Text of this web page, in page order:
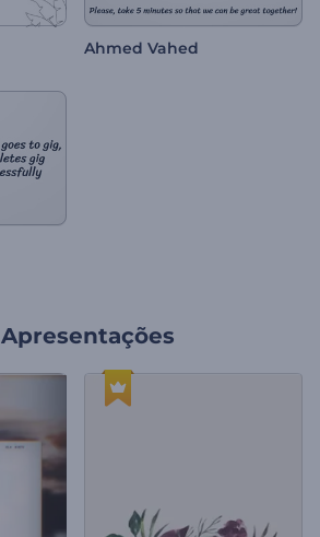
Ahmed Vahed
Apresentações